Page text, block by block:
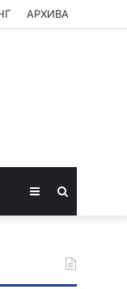
АРХИВА
Sidebar